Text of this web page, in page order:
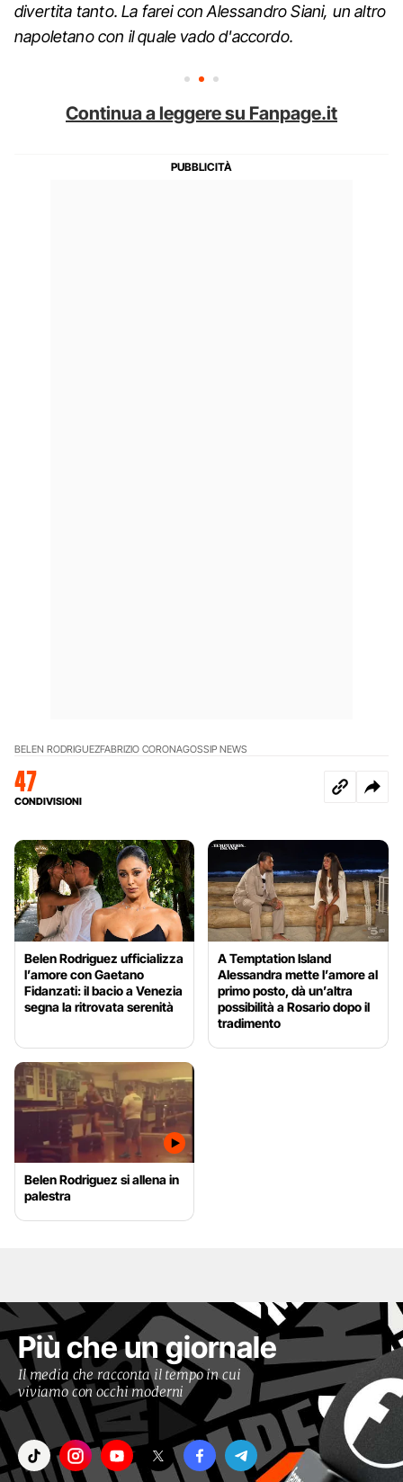
divertita tanto. La farei con Alessandro Siani, un altro
napoletano con il quale vado d'accordo.
Continua a leggere su Fanpage.it
BELEN RODRIGUEZFABRIZIO CORONAGOSSIP NEWS
47
CONDIVISIONI
Belen Rodriguez ufficializza
l’amore con Gaetano
Fidanzati: il bacio a Venezia
segna la ritrovata serenità
A Temptation Island
Alessandra mette l’amore al
primo posto, dà un’altra
possibilità a Rosario dopo il
tradimento
Belen Rodriguez si allena in
palestra
Più che un giornale
Il media che racconta il tempo in cui
viviamo con occhi moderni